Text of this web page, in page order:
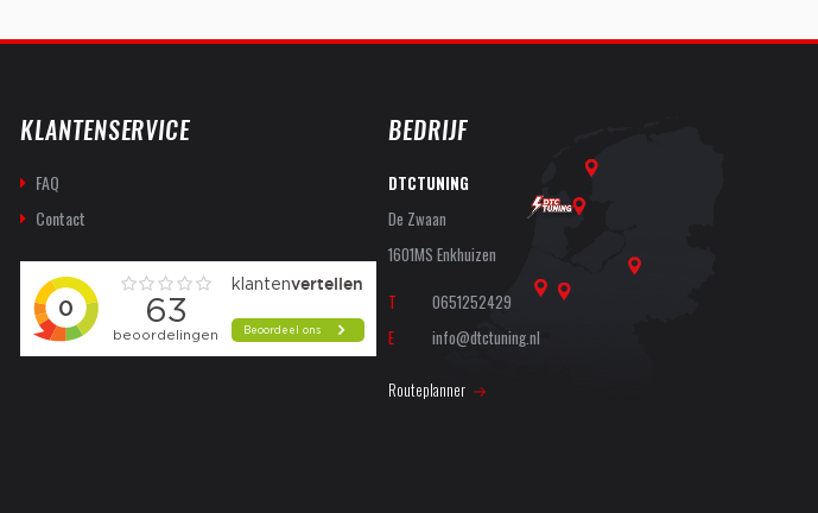
KLANTENSERVICE
FAQ
Contact
BEDRIJF
DTCTUNING
De Zwaan
1601MS Enkhuizen
T
0651252429
E
info@dtctuning.nl
Routeplanner